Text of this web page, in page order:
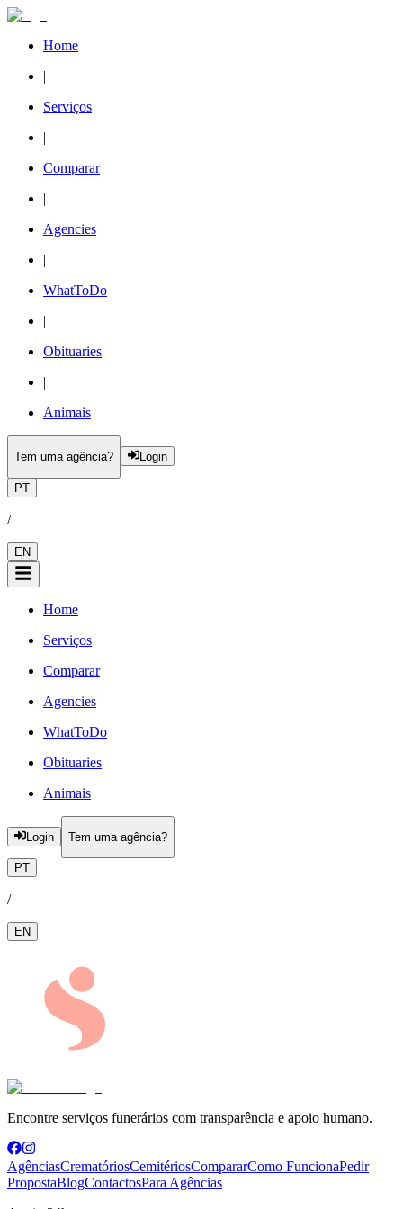
Home
|
Serviços
|
Comparar
|
Agencies
|
WhatToDo
|
Obituaries
|
Animais
Tem uma agência? Login
PT
/
EN
Home
Serviços
Comparar
Agencies
WhatToDo
Obituaries
Animais
Login Tem uma agência?
PT
/
EN
Encontre serviços funerários com transparência e apoio humano.
AgênciasCrematóriosCemitériosCompararComo FuncionaPedir
PropostaBlogContactosPara Agências